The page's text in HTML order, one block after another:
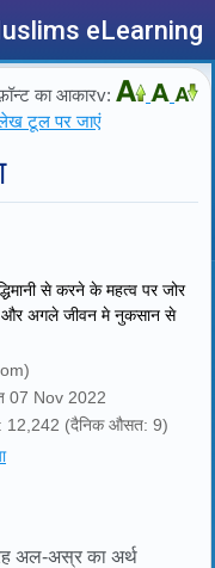
eLearning
का आकारv:
टूल पर जाएं
से करने के महत्व पर जोर
मे और अगले जीवन मे नुकसान से
07 Nov 2022
12,242 (दैनिक औसत: 9)
अल-अस्र का अर्थ